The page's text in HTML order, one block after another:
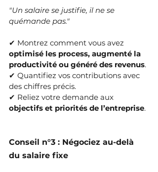
"Un salaire se justifie, il ne se
quémande pas."
✔ Montrez comment vous avez
optimisé les process, augmenté la
productivité ou généré des revenus.
✔ Quantifiez vos contributions avec
des chiffres précis.
✔ Reliez votre demande aux
objectifs et priorités de l’entreprise.
Conseil n°3 : Négociez au-delà
du salaire fixe